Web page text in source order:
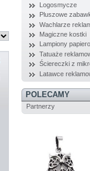
Logosmycze
Pluszowe
Wachlarze
Magiczne kostki
Lampiony
Tatuaże
Ściereczki z
Latawce
POLECAMY
Partnerzy